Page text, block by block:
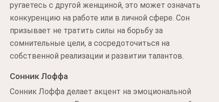
ругаетесь с другой женщиной, это может означать
конкуренцию на работе или в личной сфере. Сон
призывает не тратить силы на борьбу за
сомнительные цели, а сосредоточиться на
собственной реализации и развитии талантов.
Сонник Лоффа
Сонник Лоффа делает акцент на эмоциональной